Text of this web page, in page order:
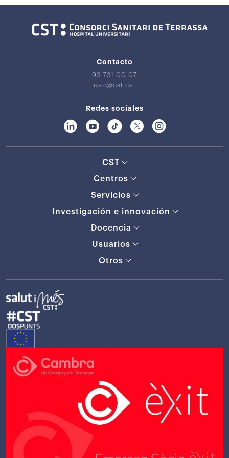
Contacto
93 731 00 07
uac@cst.cat
Redes sociales
CST
Centros
Servicios
Investigación e innovación
Docencia
Usuarios
Otros